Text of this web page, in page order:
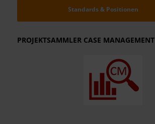
Standards & Positionen
PROJEKTSAMMLER CASE MANAGEMENT